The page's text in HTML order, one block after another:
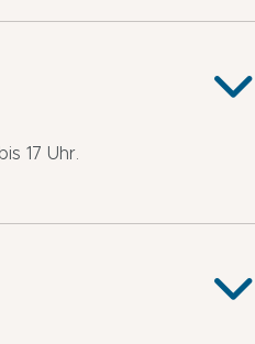
17 Uhr.